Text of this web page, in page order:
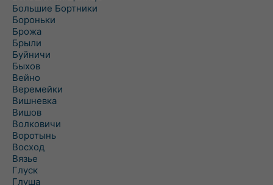
Большие Бортники
Бороньки
Брожа
Брыли
Буйничи
Быхов
Вейно
Веремейки
Вишневка
Вишов
Волковичи
Воротынь
Восход
Вязье
Глуск
Глуша